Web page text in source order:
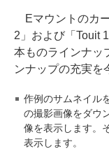
Eマウントのカ
2」および「Touit
本ものラインナッ
ンナップの充実を
作例のサムネイル
の撮影画像をダウ
像を表示します。
表示します。